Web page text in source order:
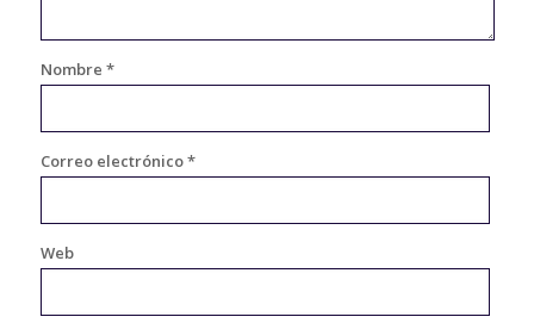
Nombre *
Correo electrónico*
Web